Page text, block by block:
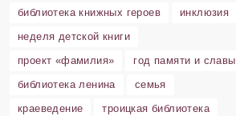
библиотека книжных героев
инклюзия
неделя детской книги
проект «фамилия»
год памяти и славы
библиотека ленина
семья
краеведение
троицкая библиотека